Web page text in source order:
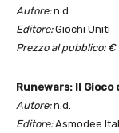
Autore:n.d.
Editore:Giochi Uniti
Prezzo al pubblico: €
Runewars: Il
Autore:n.d.
Editore:Asmodee